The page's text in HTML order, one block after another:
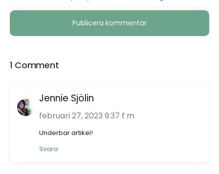
Alternative:
1 Comment
Jennie Sjölin
februari 27, 2023 9:37 f m
Underbar artikel!
Svara